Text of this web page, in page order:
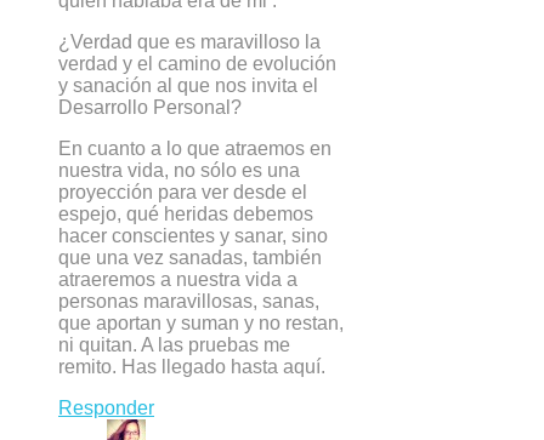
¿Verdad que es maravilloso la
verdad y el camino de evolución
y sanación al que nos invita el
Desarrollo Personal?
En cuanto a lo que atraemos en
nuestra vida, no sólo es una
proyección para ver desde el
espejo, qué heridas debemos
hacer conscientes y sanar, sino
que una vez sanadas, también
atraeremos a nuestra vida a
personas maravillosas, sanas,
que aportan y suman y no restan,
ni quitan. A las pruebas me
remito. Has llegado hasta aquí.
Responder